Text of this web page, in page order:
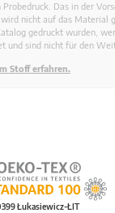
Das in der
nicht auf das Material
gedruckt wurden,
und sind nicht für den
Stoff erfahren.
Łukasiewicz-ŁIT